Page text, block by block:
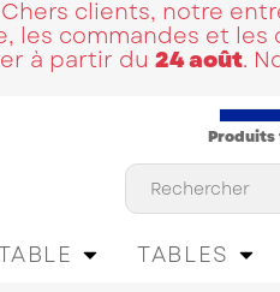
clients, notre
les commandes et
à partir du 24 août.
Produits
TABLES